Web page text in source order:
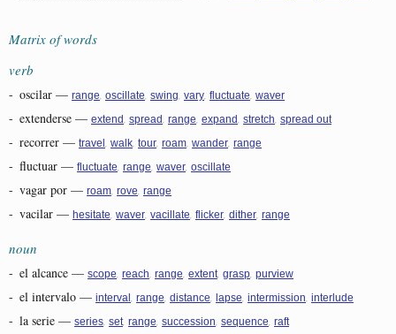
Matrix of words
verb
- oscilar — range oscillate swing vary fluctuate waver
- extenderse — extend spread range expand stretch spread out
- recorrer — travel walk tour roam wander range
- fluctuar — fluctuate range waver oscillate
- vagar por — roam rove range
- vacilar — hesitate waver vacillate flicker dither range
noun
- el alcance — scope reach range extent grasp purview
- el intervalo — interval range distance lapse intermission interlude
- la serie — series set range succession sequence raft